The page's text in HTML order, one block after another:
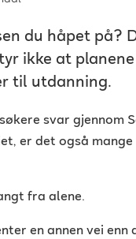
du håpet på?
ikke at
til utdanning.
svar gjennom
er det også
fra alene.
en annen vei